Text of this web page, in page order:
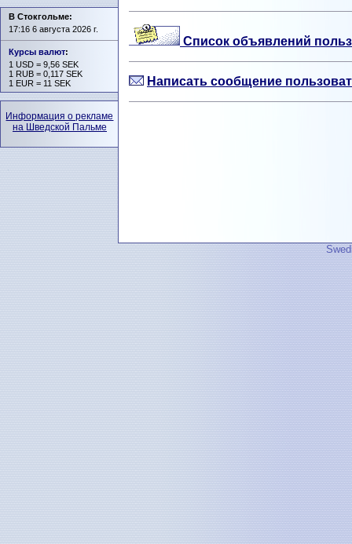
Список объявлений
Написать сообщение
В Стокгольме:
17:16 6 августа 2026 г.
Курсы валют:
1 USD = 9,56 SEK
1 RUB = 0,117 SEK
1 EUR = 11 SEK
Информация о рекламе
на Шведской Пальме